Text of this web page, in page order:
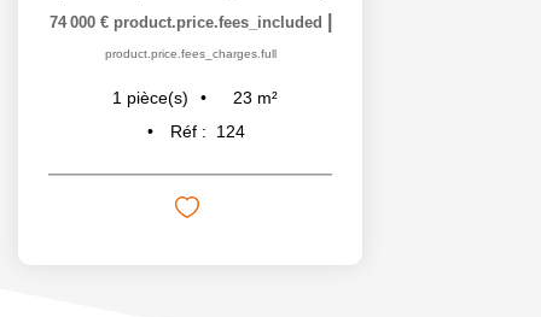
74 000 € product.price.fees_included
product.price.fees_charges.full
1 pièce(s) 23 m²
Réf :
124